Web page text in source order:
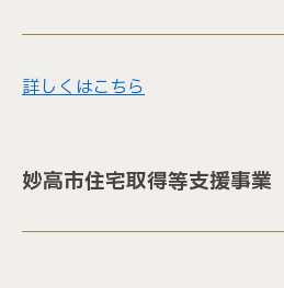
詳しくはこちら
妙高市住宅取得等支援事業